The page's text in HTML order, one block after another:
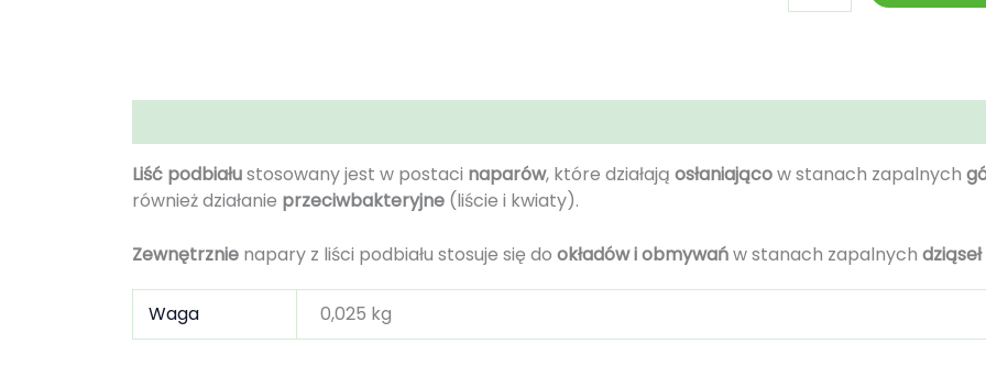
Liść podbiałustosowany jest w postaci naparów, które działają osłaniającow stanach zapalnych
również działanie przeciwbakteryjne (liście i kwiaty).
Zewnętrznie napary z liści podbiału stosuje się do okładów i obmywańw stanach zapalnych
Waga 0,025 kg